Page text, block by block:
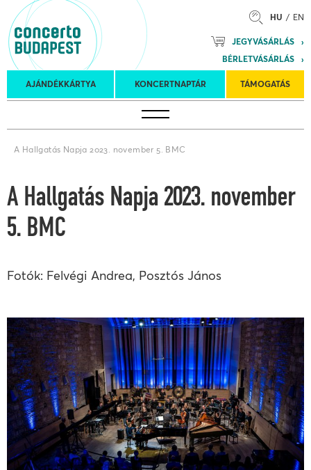
HU EN
JEGYVÁSÁRLÁS
BÉRLETVÁSÁRLÁS
AJÁNDÉKKÁRTYA KONCERTNAPTÁR TÁMOGATÁS
Koncertnaptár
turnék
Kulturális
Program
Felkéréses
koncertek
A Hallgatás Napja 2023. november 5. BMC
A Hallgatás Napja 2023. november
5. BMC
Fotók: Felvégi Andrea, Posztós János